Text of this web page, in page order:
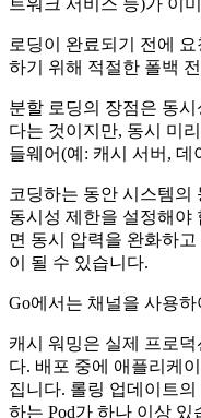
로딩이 완료되기 전에
하기 위해 적절한 폴백
분할 로딩의 장점은 동
다는 것이지만, 동시 미
들웨어(예: 캐시 서버,
코딩하는 동안 시스템의
동시성 제한을 설정해야
면 동시 압력을 완화하
이 될 수 있습니다.
Go에서는 채널을 사용
캐시 워밍은 실제 프로
다. 배포 중에 애플리케
집니다. 롤링 업데이트
하는 Pod가 하나 이상 있